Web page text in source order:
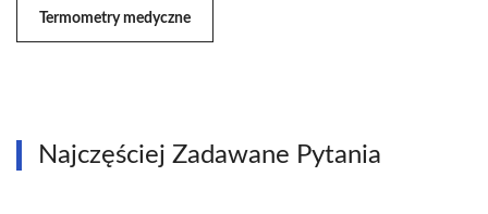
Termometry medyczne
Najczęściej Zadawane Pytania